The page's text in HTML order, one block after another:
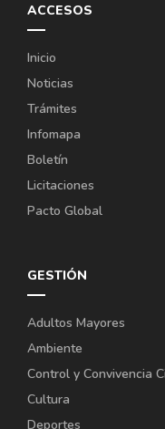
ACCESOS
Inicio
Noticias
Trámites
Infomapa
Boletín
Licitaciones
Pacto Global
GESTIÓN
Adultos Mayores
Ambiente
Control y Convivencia
Cultura
Deportes